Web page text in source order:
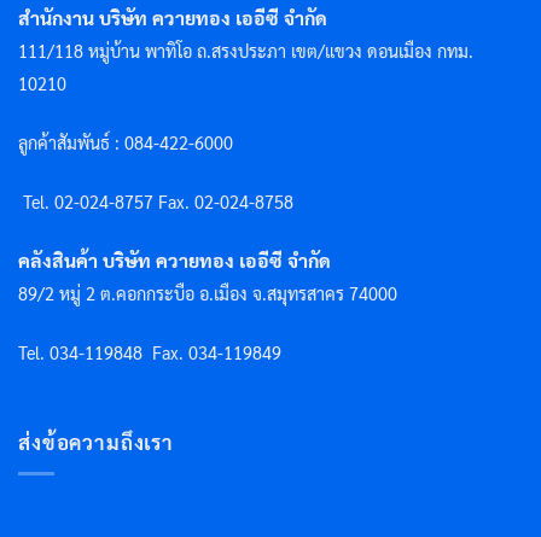
สำนักงาน บริษัท ควายทอง เออีซี จำกัด
111/118 หมู่บ้าน พาทิโอ ถ.สรงประภา เขต/แขวง ดอนเมือง กทม.
10210
ลูกค้าสัมพันธ์ : 084-422-6000
Tel. 02-024-8757 Fax. 02-024-8758
คลังสินค้า บริษัท ควายทอง เออีซี จำกัด
89/2 หมู่ 2 ต.คอกกระบือ อ.เมือง จ.สมุทรสาคร 74000
Tel. 034-119848 Fax. 034-119849
ส่งข้อความถึงเรา